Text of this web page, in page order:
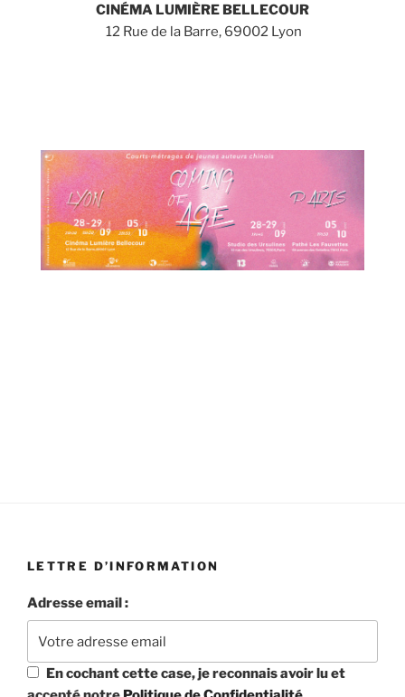
CINÉMA LUMIÈRE BELLECOUR
12 Rue de la Barre, 69002 Lyon
LETTRE D’INFORMATION
Adresse email :
En cochant cette case, je reconnais avoir lu et